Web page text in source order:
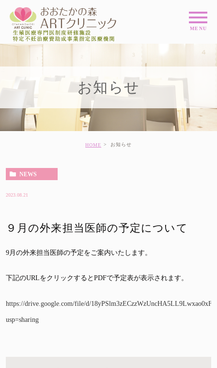
お知らせ
HOME お知らせ
NEWS
2023.08.21
９月の外来担当医師の予定について
9月の外来担当医師の予定をご案内いたします。
下記のURLをクリックするとPDFで予定表が表示されます。
https://drive.google.com/file/d/
usp=sharing